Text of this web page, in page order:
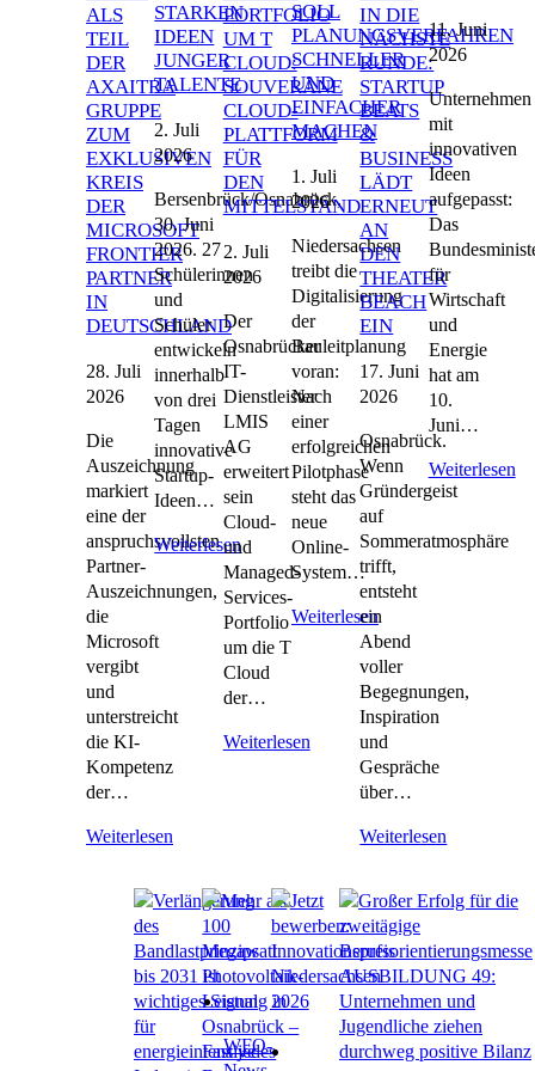
ALS
TEIL
DER
AXAITRA
GRUPPE
ZUM
EXKLUSIVEN
KREIS
DER
MICROSOFT
FRONTIER
PARTNER
IN
DEUTSCHLAND
28. Juli
2026
Die
Auszeichnung
markiert
eine der
anspruchsvollsten
Partner-
Auszeichnungen,
die
Microsoft
vergibt
und
unterstreicht
die KI-
Kompetenz
der…
Weiterlesen
STARKEN
IDEEN
JUNGER
TALENTE
2. Juli
2026
Bersenbrück/Osnabrück,
30. Juni
2026. 27
Schülerinnen
und
Schüler
entwickeln
innerhalb
von drei
Tagen
innovative
Startup-
Ideen…
Weiterlesen
PORTFOLIO
UM T
CLOUD:
SOUVERÄNE
CLOUD-
PLATTFORM
FÜR
DEN
MITTELSTAND
2. Juli
2026
Der
Osnabrücker
IT-
Dienstleister
LMIS
AG
erweitert
sein
Cloud-
und
Managed-
Services-
Portfolio
um die T
Cloud
der…
Weiterlesen
SOLL
PLANUNGSVERFAHREN
SCHNELLER
UND
EINFACHER
MACHEN
1. Juli
2026
Niedersachsen
treibt die
Digitalisierung
der
Bauleitplanung
voran:
Nach
einer
erfolgreichen
Pilotphase
steht das
neue
Online-
System…
Weiterlesen
IN DIE
NÄCHSTE
RUNDE:
STARTUP
BEATS
&
BUSINESS
LÄDT
ERNEUT
AN
DEN
THEATER
BEACH
EIN
17. Juni
2026
Osnabrück.
Wenn
Gründergeist
auf
Sommeratmosphäre
trifft,
entsteht
ein
Abend
voller
Begegnungen,
Inspiration
und
Gespräche
über…
Weiterlesen
11. Juni
2026
Unternehmen
mit
innovativen
Ideen
aufgepasst:
Das
für
Wirtschaft
und
Energie
hat am
10.
Juni…
Weiterlesen
WFO-